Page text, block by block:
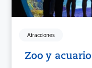
Atracciones
Zoo y